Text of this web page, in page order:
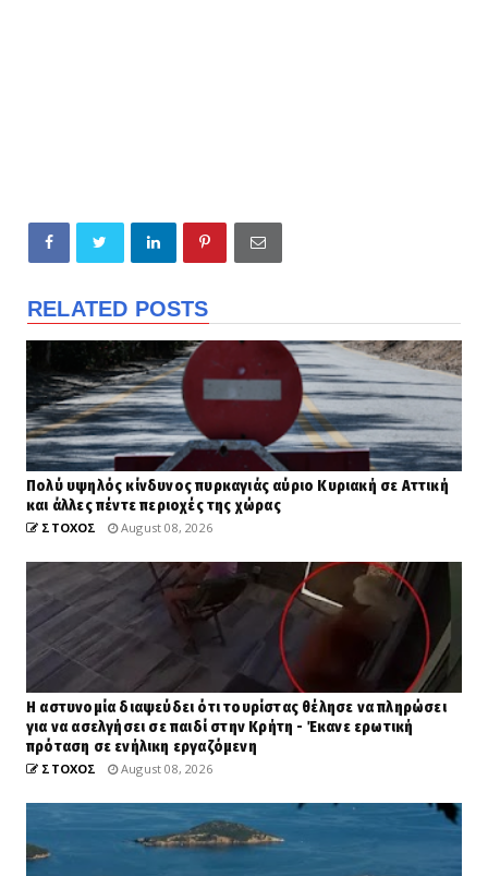
RELATED POSTS
Πολύ υψηλός κίνδυνος πυρκαγιάς αύριο Κυριακή σε Αττική
και άλλες πέντε περιοχές της χώρας
ΣΤΟΧΟΣ August 08, 2026
Η αστυνομία διαψεύδει ότι τουρίστας θέλησε να πληρώσει
για να ασελγήσει σε παιδί στην Κρήτη - Έκανε ερωτική
πρόταση σε ενήλικη εργαζόμενη
ΣΤΟΧΟΣ August 08, 2026